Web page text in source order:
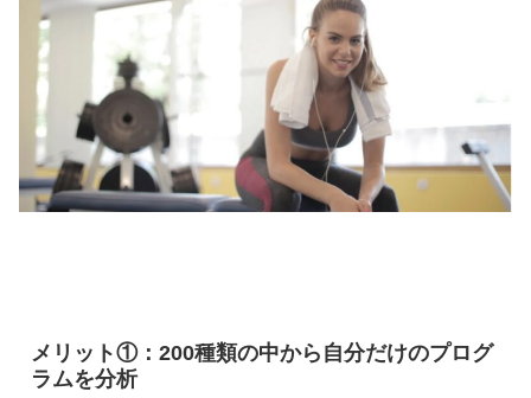
メリット①：200種類の中から自分だけのプログ
ラムを分析